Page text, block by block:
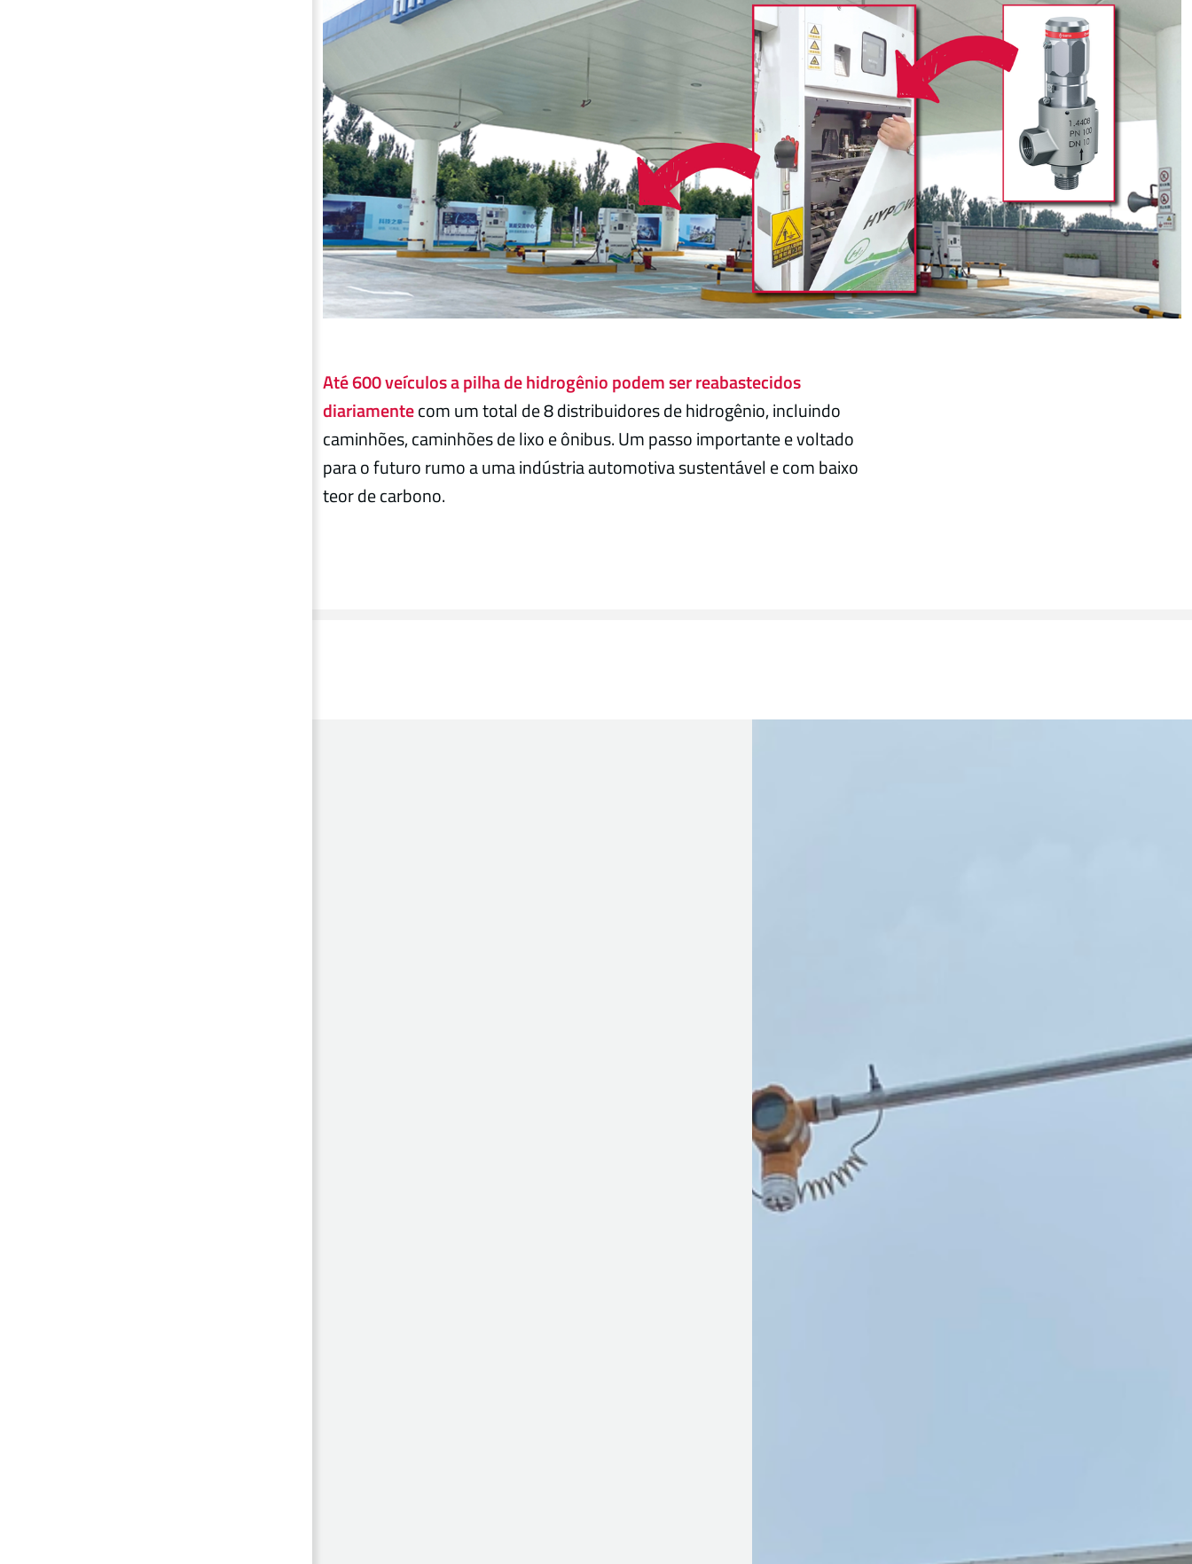
Até 600 veículos a pilha de hidrogênio podem ser reabastecidos
diariamentecom um total de 8 distribuidores de hidrogênio, incluindo
caminhões, caminhões de lixo e ônibus. Um passo importante e voltado
para o futuro rumo a uma indústria automotiva sustentável e com baixo
teor de carbono.